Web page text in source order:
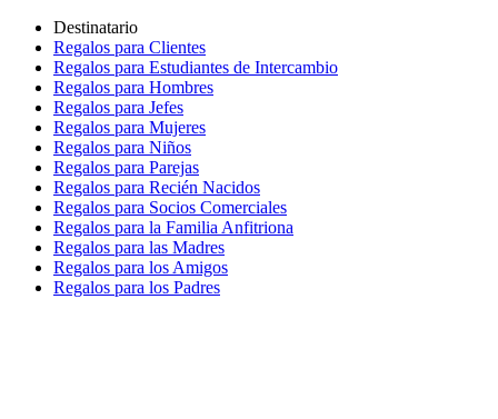
Destinatario
Regalos para Clientes
Regalos para Estudiantes de Intercambio
Regalos para Hombres
Regalos para Jefes
Regalos para Mujeres
Regalos para Niños
Regalos para Parejas
Regalos para Recién Nacidos
Regalos para Socios Comerciales
Regalos para la Familia Anfitriona
Regalos para las Madres
Regalos para los Amigos
Regalos para los Padres